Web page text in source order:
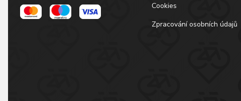
Cookies
Zpracování osobních údajů